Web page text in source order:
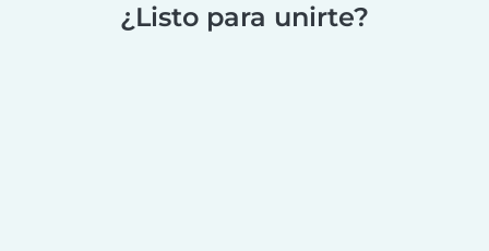
¿Listo para unirte?